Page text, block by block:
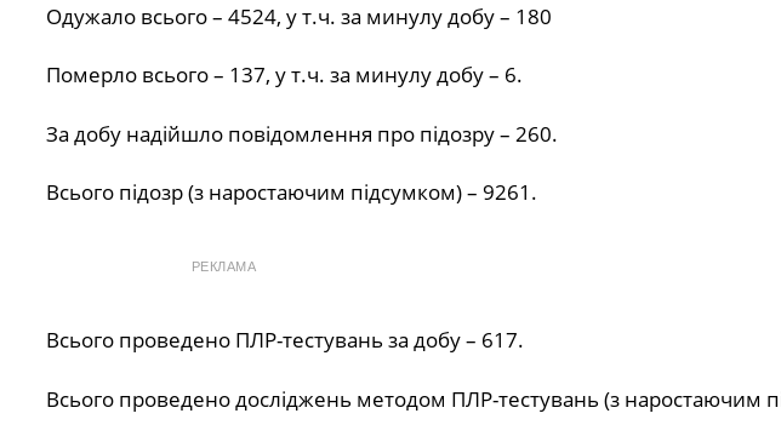
Одужало всього – 4524, у т.ч. за минулу добу – 180
Померло всього – 137, у т.ч. за минулу добу – 6.
За добу надійшло повідомлення про підозру – 260.
Всього підозр (з наростаючим підсумком) – 9261.
РЕКЛАМА
Всього проведено ПЛР-тестувань за добу – 617.
Всього проведено досліджень методом ПЛР-тестувань (з наростаючим